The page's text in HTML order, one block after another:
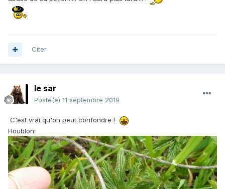
Citer
le sar
Posté(e) 11 septembre 2019
C'est vrai qu'on peut confondre !
Houblon: